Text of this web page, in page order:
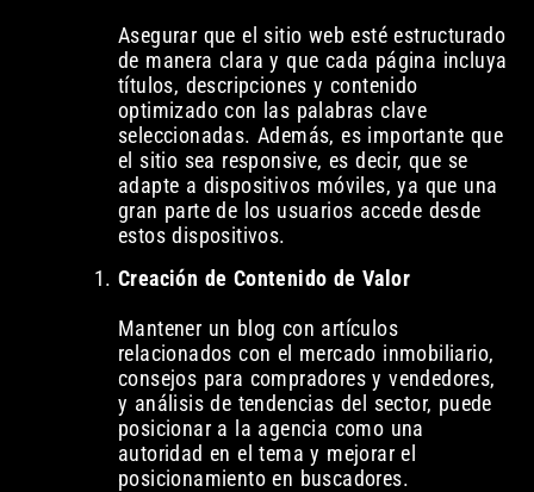
Asegurar que el sitio web esté estructurado
de manera clara y que cada página incluya
títulos, descripciones y contenido
optimizado con las palabras clave
seleccionadas. Además, es importante que
el sitio sea responsive, es decir, que se
adapte a dispositivos móviles, ya que una
gran parte de los usuarios accede desde
estos dispositivos.
Creación de Contenido de Valor
Mantener un blog con artículos
relacionados con el mercado inmobiliario,
consejos para compradores y vendedores,
y análisis de tendencias del sector, puede
posicionar a la agencia como una
autoridad en el tema y mejorar el
posicionamiento en buscadores.